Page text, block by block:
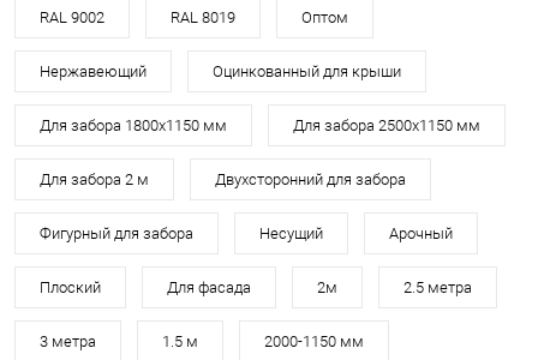
RAL 9002 RAL 8019 Оптом
Нержавеющий Оцинкованный для крыши
Для забора 1800х1150 мм Для забора 2500х1150 мм
Для забора 2 м Двухсторонний для забора
Фигурный для забора Несущий Арочный
Плоский Для фасада 2м 2.5 метра
3 метра 1.5 м 2000-1150 мм